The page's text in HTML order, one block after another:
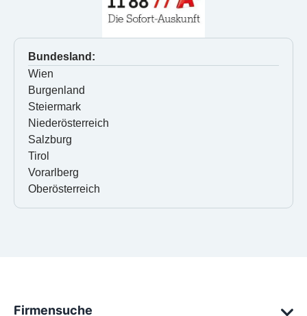
Bundesland:
Wien
Burgenland
Steiermark
Niederösterreich
Salzburg
Tirol
Vorarlberg
Oberösterreich
Firmensuche